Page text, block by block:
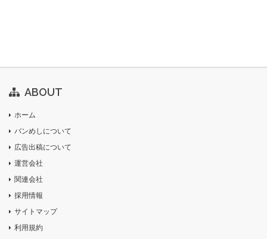
ABOUT
ホーム
バンめしについて
広告出稿について
運営会社
関連会社
採用情報
サイトマップ
利用規約